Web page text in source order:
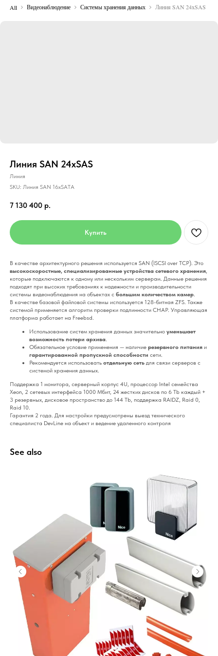
All Видеонаблюдение Системы хранения данных Линия SAN 24хSAS
Линия SAN 24хSAS
Линия
SKU: Линия SAN 16хSATA
7 130 400 р.
Купить
В качестве архитектурного решения используется SAN (ISCSI over TCP). Это
высокоскоростные, специализированные устройства сетевого хранения,
которые подключаются к одному или нескольким серверам. Данные решения
подходят при высоких требованиях к надежности и производительности
системы видеонаблюдения на объектах с большим количеством камер.
В качестве базовой файловой системы используется 128-битная ZFS. Также
системой применяется алгоритм проверки подлинности CHAP. Управляющая
платформа работает на Freebsd.
Использование систем хранения данных значительно уменьшает
возможность потери архива.
Обязательное условие применения — наличие резервного питания и
гарантированной пропускной способности сети.
Рекомендуется использовать отдельную сеть для связи серверов с
системой хранения данных.
Поддержка 1 монитора, серверный корпус 4U, процессор Intel семейства
Xeon, 2 сетевых интерфейса 1000 Мбит, 24 жестких дисков по 6 Tb каждый +
3 резервных, дисковое пространство до 144 Tb, поддержка RAIDZ, Raid 0,
Raid 10.
Гарантия 2 года. Для настройки предусмотрены выезд технического
специалиста DevLine на объект и ведение удаленного контроля
See also